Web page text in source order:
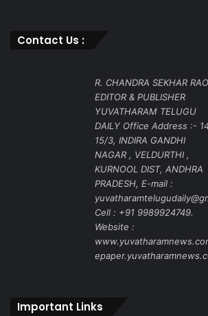
Contact Us :
R. CHANDRA SEKHAR RAO
EDITOR & PUBLISHER
YUVATHARAM TELUGU
DAILY Office Address :-
15/3, INDIRA GANDHI
NAGAR , VELDURTHI ,
KURNOOL DIST, ANDHRA
PRADESH, E-mail :
Cell : +91 9989924749.
Website :
Important Links